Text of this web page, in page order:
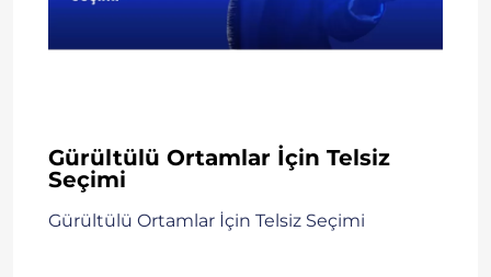
Gürültülü Ortamlar İçin Telsiz
Seçimi
Gürültülü Ortamlar İçin Telsiz Seçimi